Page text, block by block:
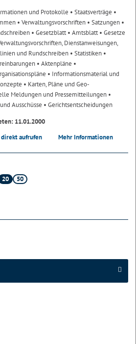
und Protokolle • Staatsverträge •
• Verwaltungsvorschriften • Satzungen •
• Gesetzblatt• Amtsblatt• Gesetze
Dienstanweisungen,
und Rundschreiben • Statistiken •
• Aktenpläne •
• Informationsmaterial und
• Karten, Pläne und Geo-
Meldungen und Pressemitteilungen •
Ausschüsse • Gerichtsentscheidungen
11.01.2000
aufrufen Mehr Informationen
20 50